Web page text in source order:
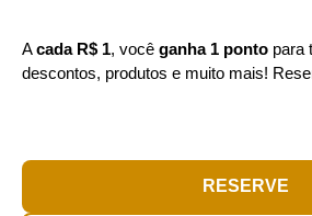
Acada R$ 1, você ganha 1 ponto para
descontos, produtos e muito mais!
RESERVE